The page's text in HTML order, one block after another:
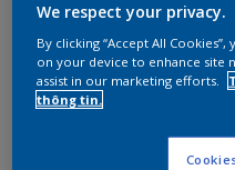
We respect your privacy.
By clicking “Accept All
on your device to enhance site
assist in our marketing efforts.
thông tin.